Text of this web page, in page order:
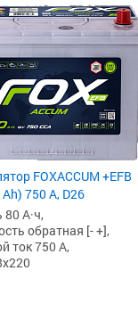
FOXACCUM +EFB
750 А, D26
80 А·ч,
обратная [- +],
ток 750 А,